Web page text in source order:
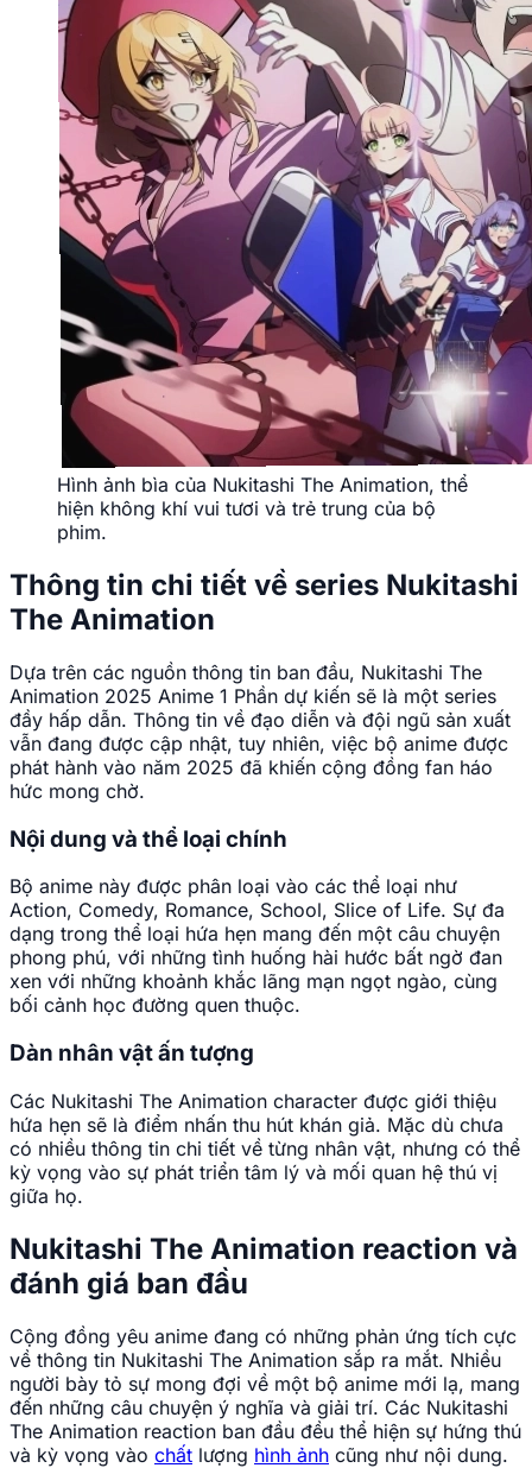
Hình ảnh bìa của Nukitashi The Animation, thể
hiện không khí vui tươi và trẻ trung của bộ
phim.
Thông tin chi tiết về series Nukitashi
The Animation
Dựa trên các nguồn thông tin ban đầu, Nukitashi The
Animation 2025 Anime 1 Phần dự kiến sẽ là một series
đầy hấp dẫn. Thông tin về đạo diễn và đội ngũ sản xuất
vẫn đang được cập nhật, tuy nhiên, việc bộ anime được
phát hành vào năm 2025 đã khiến cộng đồng fan háo
hức mong chờ.
Nội dung và thể loại chính
Bộ anime này được phân loại vào các thể loại như
Action, Comedy, Romance, School, Slice of Life. Sự đa
dạng trong thể loại hứa hẹn mang đến một câu chuyện
phong phú, với những tình huống hài hước bất ngờ đan
xen với những khoảnh khắc lãng mạn ngọt ngào, cùng
bối cảnh học đường quen thuộc.
Dàn nhân vật ấn tượng
Các Nukitashi The Animation character được giới thiệu
hứa hẹn sẽ là điểm nhấn thu hút khán giả. Mặc dù chưa
có nhiều thông tin chi tiết về từng nhân vật, nhưng có thể
kỳ vọng vào sự phát triển tâm lý và mối quan hệ thú vị
giữa họ.
Nukitashi The Animation reaction và
đánh giá ban đầu
Cộng đồng yêu anime đang có những phản ứng tích cực
về thông tin Nukitashi The Animation sắp ra mắt. Nhiều
người bày tỏ sự mong đợi về một bộ anime mới lạ, mang
đến những câu chuyện ý nghĩa và giải trí. Các Nukitashi
The Animation reaction ban đầu đều thể hiện sự hứng thú
và kỳ vọng vào chất lượng hình ảnh cũng như nội dung.